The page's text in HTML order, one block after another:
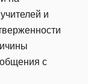
и
с